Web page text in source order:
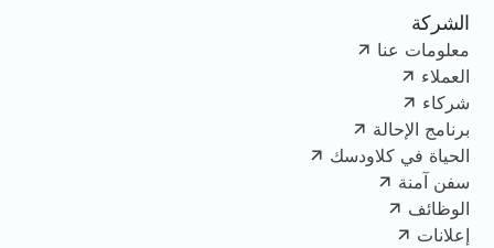
الشركة
معلومات عنا
العملاء
شركاء
برنامج الإحالة
الحياة في كلاودسك
سفن آمنة
الوظائف
إعلانات